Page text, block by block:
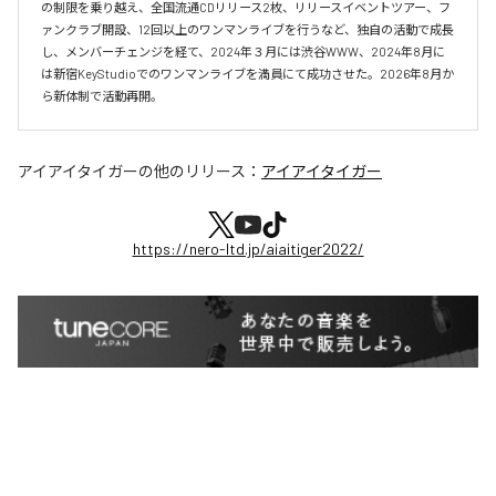
の制限を乗り越え、全国流通CDリリース2枚、リリースイベントツアー、フ
ァンクラブ開設、12回以上のワンマンライブを行うなど、独自の活動で成長
し、メンバーチェンジを経て、2024年３月には渋谷WWW、2024年8月に
は新宿KeyStudioでのワンマンライブを満員にて成功させた。2026年8月か
ら新体制で活動再開。
アイアイタイガーの他のリリース： アイアイタイガー
https://nero-ltd.jp/aiaitiger2022/